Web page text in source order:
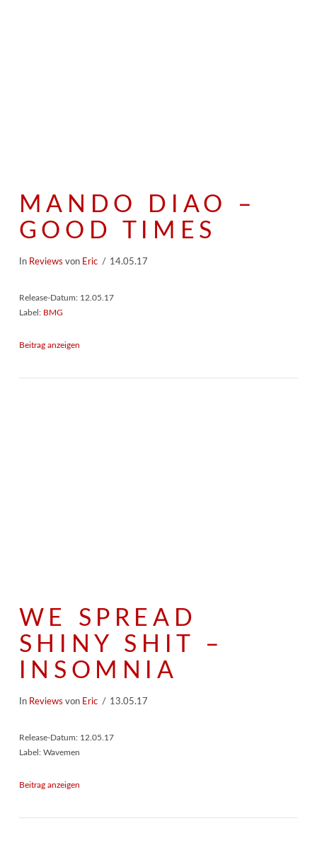
MANDO DIAO –
GOOD TIMES
In Reviews von Eric 14.05.17
Release-Datum: 12.05.17
Label: BMG
Beitrag anzeigen
WE SPREAD
SHINY SHIT –
INSOMNIA
In Reviews von Eric 13.05.17
Release-Datum: 12.05.17
Label: Wavemen
Beitrag anzeigen